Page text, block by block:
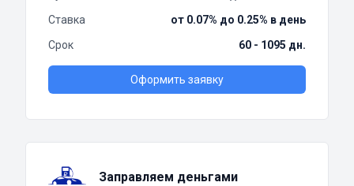
Ставка
от 0.07% до 0.25% в день
Срок
60 - 1095 дн.
Оформить заявку
Заправляем деньгами